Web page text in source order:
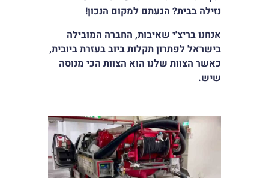
סמן קישורים
לאפס
את
כל
האפשרויות
cached
נזילה בבית? הגעתם למקום הנכון!
אנחנו בריצ'י שאיבות, החברה המובילה
בישראל לפתרון תקלות ביוב בעזרת ביובית,
כאשר הצוות שלנו הוא הצוות הכי מנוסה
שיש.